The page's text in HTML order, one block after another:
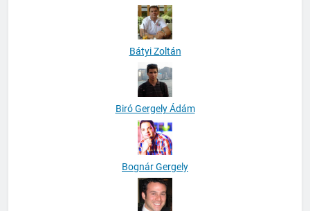
Bátyi Zoltán
Biró Gergely Ádám
Bognár Gergely